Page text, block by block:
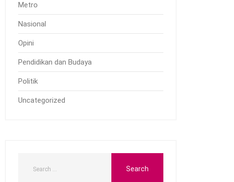
Metro
Nasional
Opini
Pendidikan dan Budaya
Politik
Uncategorized